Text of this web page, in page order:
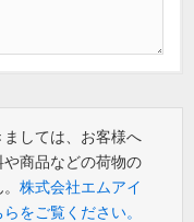
しては、お客様へ
商品などの荷物の
株式会社エムアイ
をご覧ください。